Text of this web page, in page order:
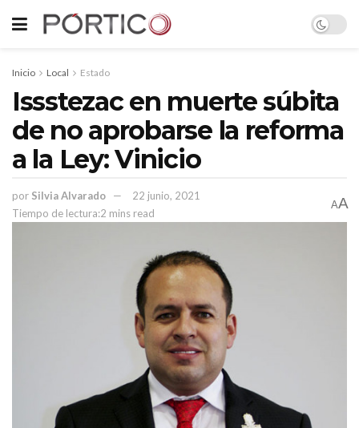
Inicio Local Estado
Issstezac en muerte súbita
de no aprobarse la reforma
a la Ley: Vinicio
por Silvia Alvarado
22 junio, 2021
Tiempo de lectura:2 mins read
AA